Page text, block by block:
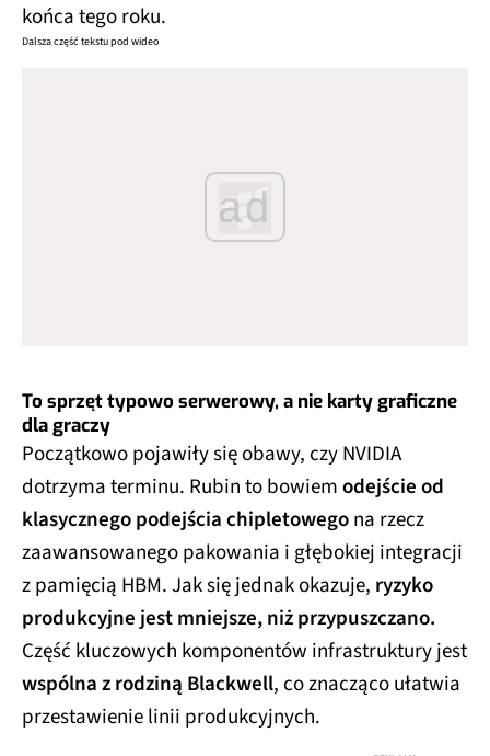
końca tego roku.
Dalsza część tekstu pod wideo
ad
To sprzęt typowo serwerowy, a nie karty graficzne
dla graczy
Początkowo pojawiły się obawy, czy NVIDIA
dotrzyma terminu. Rubin to bowiemodejście od
klasycznego podejścia chipletowegona rzecz
zaawansowanego pakowania i głębokiej integracji
z pamięcią HBM. Jak się jednak okazuje, ryzyko
produkcyjne jest mniejsze, niż przypuszczano.
Część kluczowych komponentów infrastruktury jest
wspólna z rodziną Blackwell, co znacząco ułatwia
przestawienie linii produkcyjnych.